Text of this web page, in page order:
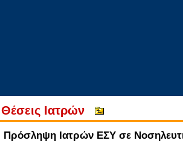
Θέσεις Ιατρών
Πρόσληψη Ιατρών ΕΣΥ σε